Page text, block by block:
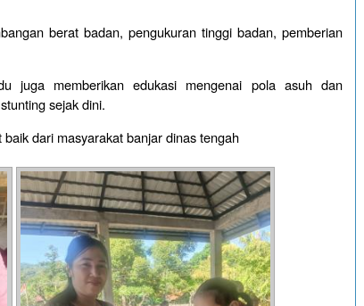
berat badan, pengukuran tinggi badan, pemberian
juga memberikan edukasi mengenai pola asuh dan
sejak dini.
dari masyarakat banjar dinas tengah